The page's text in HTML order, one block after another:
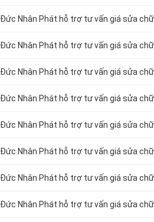
Đức Nhân Phát hỗ trợ tư vấn giá sửa
Đức Nhân Phát hỗ trợ tư vấn giá sửa
Đức Nhân Phát hỗ trợ tư vấn giá sửa
Đức Nhân Phát hỗ trợ tư vấn giá sửa
Đức Nhân Phát hỗ trợ tư vấn giá sửa
Đức Nhân Phát hỗ trợ tư vấn giá sửa
Đức Nhân Phát hỗ trợ tư vấn giá sửa
Đức Nhân Phát hỗ trợ tư vấn giá sửa